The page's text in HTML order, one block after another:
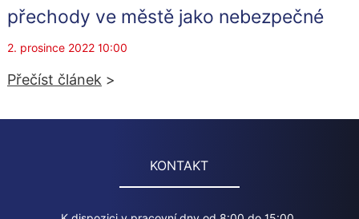
přechody ve městě jako nebezpečné
2. prosince 2022 10:00
Přečíst článek >
KONTAKT